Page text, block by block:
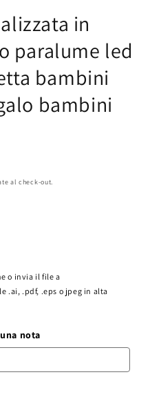
in
paralume led
bambini
bambini
al check-out.
o invia il file a
.ai, .pdf, .eps o jpeg in alta
nota